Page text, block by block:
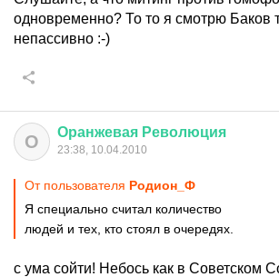
одновременно? То то я смотрю Баков
непассивно :-)
О Оранжевая Революция
23:38, 10.04.2010
От пользователя Родион_Ф
Я специально считал количество
людей и тех, кто стоял в очередях.
с ума сойти! Небось как в Советском